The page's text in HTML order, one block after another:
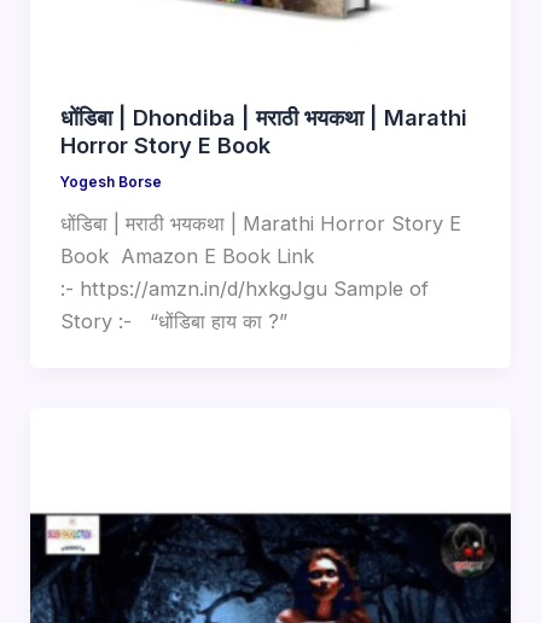
धोंडिबा | Dhondiba | मराठी भयकथा | Marathi
Horror Story E Book
Yogesh Borse
धोंडिबा | मराठी भयकथा | Marathi Horror Story E
Book Amazon E Book Link
:- https://amzn.in/d/hxkgJgu Sample of
Story :- “धोंडिबा हाय का ?”